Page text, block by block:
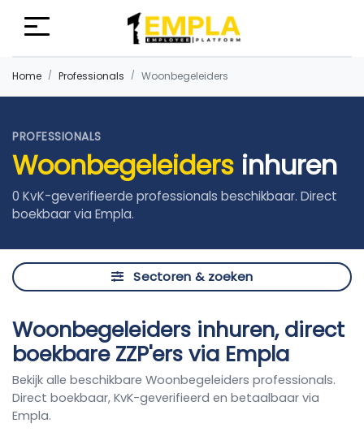
Home Professionals Woonbegeleiders
PROFESSIONALS
Woonbegeleiders inhuren
0 KvK-geverifieerde professionals beschikbaar. Direct
boekbaar via Empla.
Sectoren & zoeken
Woonbegeleiders inhuren, direct
boekbare ZZP'ers via Empla
Bekijk alle beschikbare Woonbegeleiders professionals.
Direct boekbaar, KvK-geverifieerd en betaalbaar via
Empla.